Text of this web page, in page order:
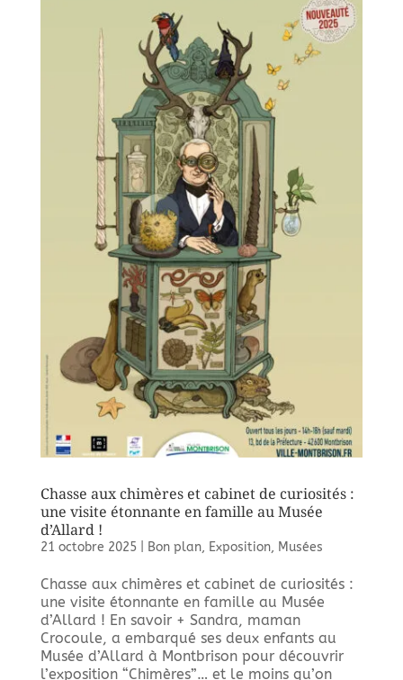
Chasse aux chimères et cabinet de curiosités :
une visite étonnante en famille au Musée
d’Allard !
21 octobre 2025| Bon plan, Exposition, Musées
Chasse aux chimères et cabinet de curiosités :
une visite étonnante en famille au Musée
d’Allard ! En savoir + Sandra, maman
Crocoule, a embarqué ses deux enfants au
Musée d’Allard à Montbrison pour découvrir
l’exposition “Chimères”… et le moins qu’on